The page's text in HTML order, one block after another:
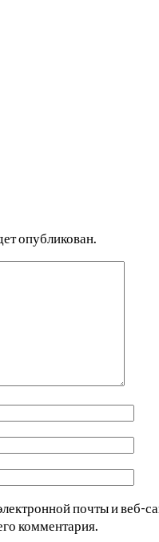
опубликован.
почты и веб-
комментария.